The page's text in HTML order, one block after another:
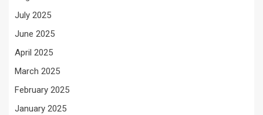
July 2025
June 2025
April 2025
March 2025
February 2025
January 2025